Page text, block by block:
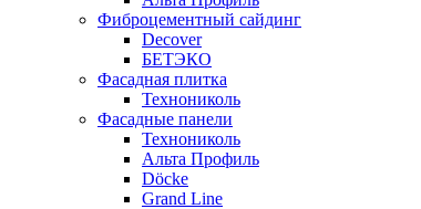
Фиброцементный сайдинг
Decover
БЕТЭКО
Фасадная плитка
Технониколь
Фасадные панели
Технониколь
Альта Профиль
Döсkе
Grand Line